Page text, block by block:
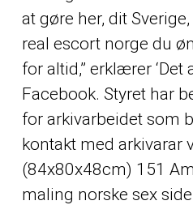
at gøre her, dit
real escort norge du
for altid,” erklærer ‘Det
Facebook. Styret har
for arkivarbeidet som
kontakt med arkivarar
(84x80x48cm) 151
maling norske sex